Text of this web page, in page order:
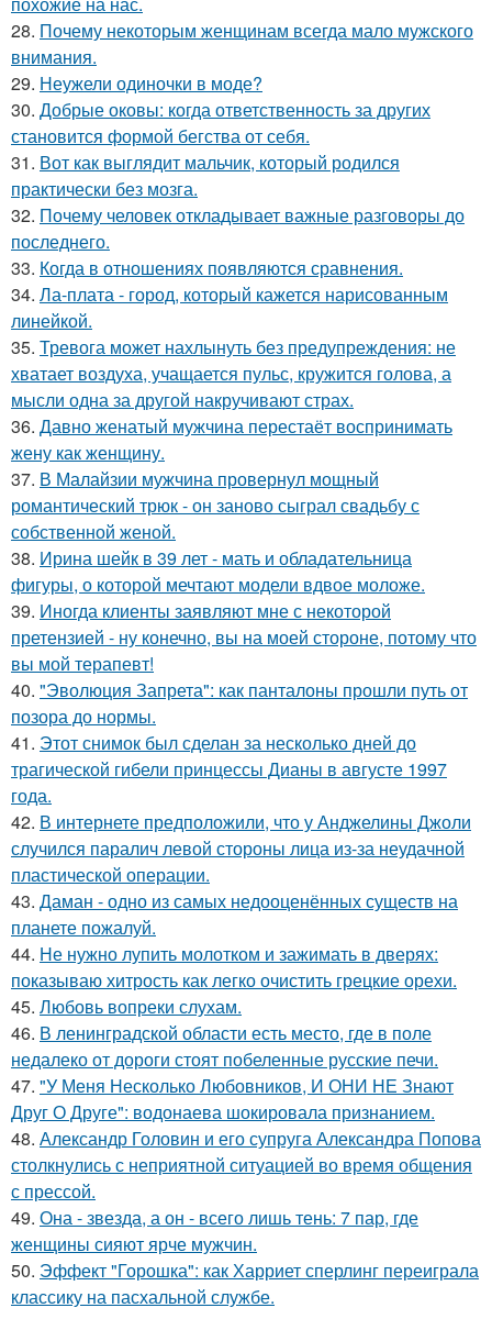
28. Почему некоторым женщинам всегда мало мужского
внимания.
29. Неужели одиночки в моде?
30. Добрые оковы: когда ответственность за других
становится формой бегства от себя.
31. Вот как выглядит мальчик, который родился
практически без мозга.
32. Почему человек откладывает важные разговоры до
последнего.
33. Когда в отношениях появляются сравнения.
34. Ла-плата - город, который кажется нарисованным
линейкой.
35. Тревога может нахлынуть без предупреждения: не
хватает воздуха, учащается пульс, кружится голова, а
мысли одна за другой накручивают страх.
36. Давно женатый мужчина перестаёт воспринимать
жену как женщину.
37. В Малайзии мужчина провернул мощный
романтический трюк - он заново сыграл свадьбу с
собственной женой.
38. Ирина шейк в 39 лет - мать и обладательница
фигуры, о которой мечтают модели вдвое моложе.
39. Иногда клиенты заявляют мне с некоторой
претензией - ну конечно, вы на моей стороне, потому что
вы мой терапевт!
40. "Эволюция Запрета": как панталоны прошли путь от
позора до нормы.
41. Этот снимок был сделан за несколько дней до
трагической гибели принцессы Дианы в августе 1997
года.
42. В интернете предположили, что у Анджелины Джоли
случился паралич левой стороны лица из-за неудачной
пластической операции.
43. Даман - одно из самых недооценённых существ на
планете пожалуй.
44. Не нужно лупить молотком и зажимать в дверях:
показываю хитрость как легко очистить грецкие орехи.
45. Любовь вопреки слухам.
46. В ленинградской области есть место, где в поле
недалеко от дороги стоят побеленные русские печи.
47. "У Меня Несколько Любовников, И ОНИ НЕ Знают
Друг О Друге": водонаева шокировала признанием.
48. Александр Головин и его супруга Александра Попова
столкнулись с неприятной ситуацией во время общения
с прессой.
49. Она - звезда, а он - всего лишь тень: 7 пар, где
женщины сияют ярче мужчин.
50. Эффект "Горошка": как Харриет сперлинг переиграла
классику на пасхальной службе.